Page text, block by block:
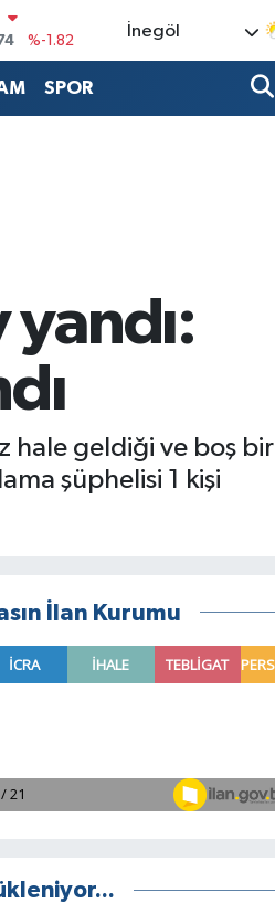
%-1.82
%0.02
İnegöl
SPOR
hale geldiği ve boş bir
şüphelisi 1 kişi
İlan Kurumu